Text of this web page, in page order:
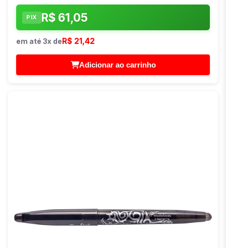
PIX R$ 61,05
em até 3x de R$ 21,42
Adicionar ao carrinho